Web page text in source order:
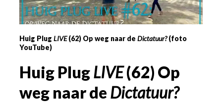
Huig Plug LIVE(62) Op weg naar de Dictatuur?(foto
YouTube)
Huig PlugLIVE(62) Op
weg naar de Dictatuur?